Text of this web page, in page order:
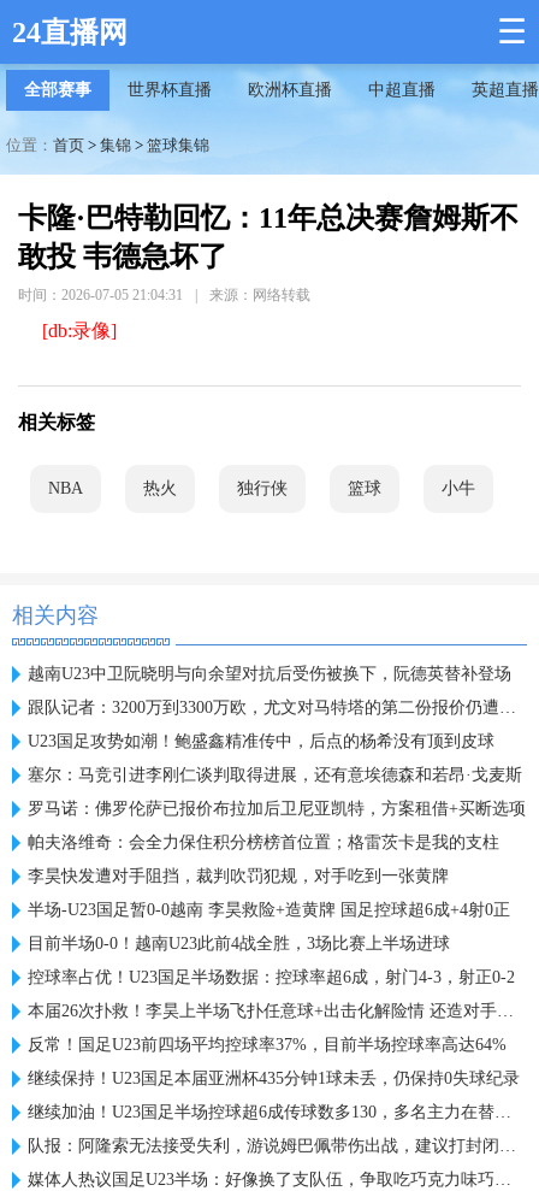
24直播网 ☰
全部赛事 世界杯直播 欧洲杯直播 中超直播 英超直播
位置： 首页 > 集锦 > 篮球集锦
卡隆·巴特勒回忆：11年总决赛詹姆斯不
敢投 韦德急坏了
时间：2026-07-05 21:04:31 来源：网络转载
[db:录像]
相关标签
NBA 热火 独行侠 篮球 小牛
相关内容
越南U23中卫阮晓明与向余望对抗后受伤被换下，阮德英替补登场
跟队记者：3200万到3300万欧，尤文对马特塔的第二份报价仍遭拒绝
U23国足攻势如潮！鲍盛鑫精准传中，后点的杨希没有顶到皮球
塞尔：马竞引进李刚仁谈判取得进展，还有意埃德森和若昂·戈麦斯
罗马诺：佛罗伦萨已报价布拉加后卫尼亚凯特，方案租借+买断选项
帕夫洛维奇：会全力保住积分榜榜首位置；格雷茨卡是我的支柱
李昊快发遭对手阻挡，裁判吹罚犯规，对手吃到一张黄牌
半场-U23国足暂0-0越南 李昊救险+造黄牌 国足控球超6成+4射0正
目前半场0-0！越南U23此前4战全胜，3场比赛上半场进球
控球率占优！U23国足半场数据：控球率超6成，射门4-3，射正0-2
本届26次扑救！李昊上半场飞扑任意球+出击化解险情 还造对手一黄
反常！国足U23前四场平均控球率37%，目前半场控球率高达64%
继续保持！U23国足本届亚洲杯435分钟1球未丢，仍保持0失球纪录
继续加油！U23国足半场控球超6成传球数多130，多名主力在替补席
队报：阿隆索无法接受失利，游说姆巴佩带伤出战，建议打封闭被拒
媒体人热议国足U23半场：好像换了支队伍，争取吃巧克力味巧克力